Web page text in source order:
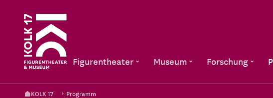
Figurentheater Museum Forschung
KOLK 17 Programm